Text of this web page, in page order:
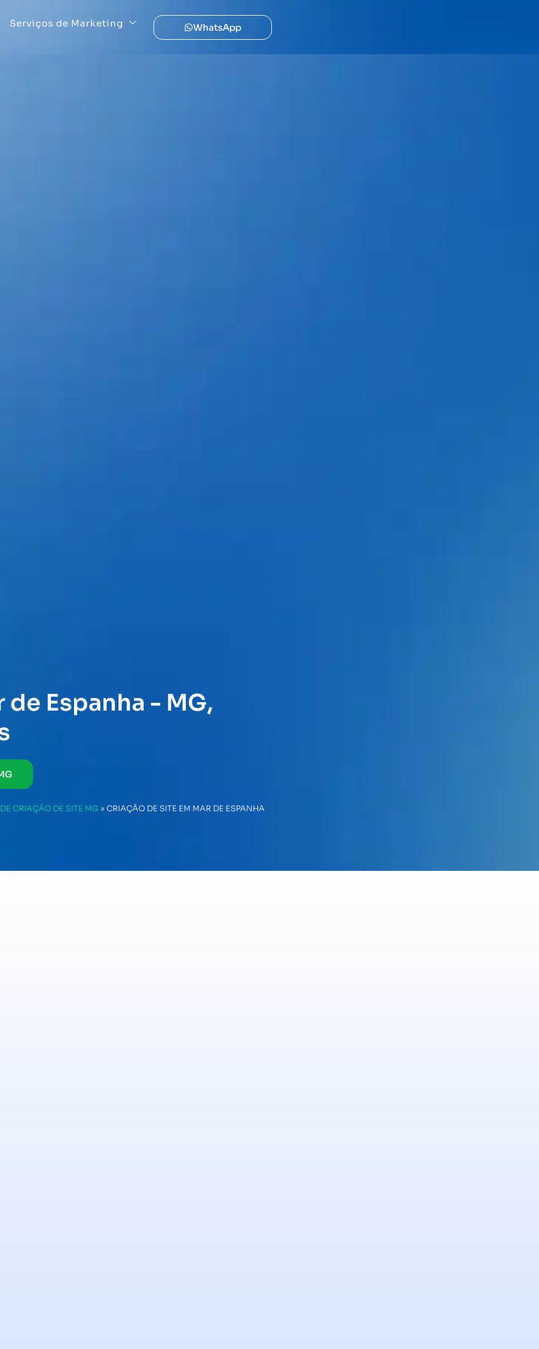
Serviços de Marketing WhatsApp
Espanha - MG,
CRIAÇÃO DE SITE MG » CRIAÇÃO DE SITE EM MAR DE ESPANHA